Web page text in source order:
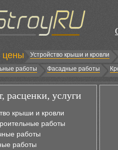
цены Устройство крыши и кровли
работы
Фасадные работы
расценки, услуги
крыши и кровли
работы
работы
работы